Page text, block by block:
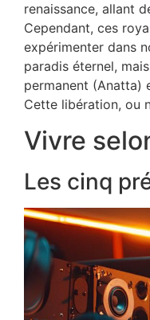
renaissance, allant
Cependant, ces
expérimenter dans
paradis éternel,
permanent (Anatta)
Cette libération, ou
Vivre
Les cinq